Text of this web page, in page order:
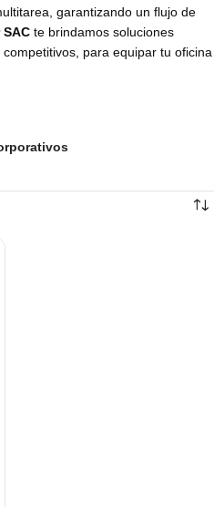
garantizando un flujo de
te brindamos soluciones
para equipar tu oficina